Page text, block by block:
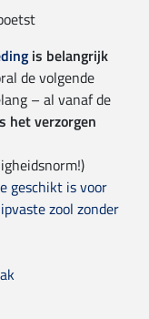
is belangrijk
de volgende
– al vanaf de
het verzorgen
geschikt is voor
zool zonder